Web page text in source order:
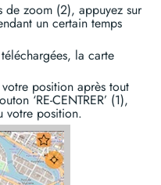
de zoom (2), appuyez sur
un certain temps
la carte
position après tout
‘RE-CENTRER’ (1),
votre position.